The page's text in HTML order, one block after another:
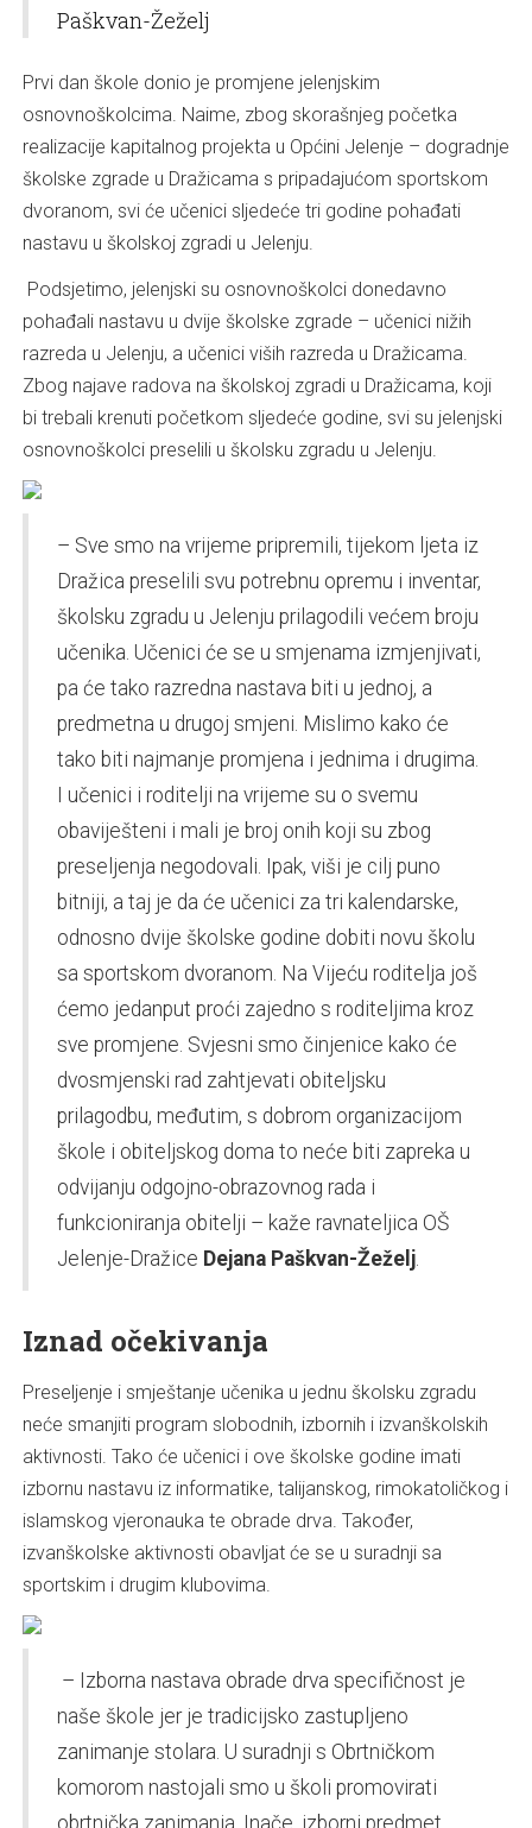
Paškvan-Žeželj
Prvi dan škole donio je promjene jelenjskim
osnovnoškolcima. Naime, zbog skorašnjeg početka
realizacije kapitalnog projekta u Općini Jelenje – dogradnje
školske zgrade u Dražicama s pripadajućom sportskom
dvoranom, svi će učenici sljedeće tri godine pohađati
nastavu u školskoj zgradi u Jelenju.
Podsjetimo, jelenjski su osnovnoškolci donedavno
pohađali nastavu u dvije školske zgrade – učenici nižih
razreda u Jelenju, a učenici viših razreda u Dražicama.
Zbog najave radova na školskoj zgradi u Dražicama, koji
bi trebali krenuti početkom sljedeće godine, svi su jelenjski
osnovnoškolci preselili u školsku zgradu u Jelenju.
– Sve smo na vrijeme pripremili, tijekom ljeta iz
Dražica preselili svu potrebnu opremu i inventar,
školsku zgradu u Jelenju prilagodili većem broju
učenika. Učenici će se u smjenama izmjenjivati,
pa će tako razredna nastava biti u jednoj, a
predmetna u drugoj smjeni. Mislimo kako će
tako biti najmanje promjena i jednima i drugima.
I učenici i roditelji na vrijeme su o svemu
obaviješteni i mali je broj onih koji su zbog
preseljenja negodovali. Ipak, viši je cilj puno
bitniji, a taj je da će učenici za tri kalendarske,
odnosno dvije školske godine dobiti novu školu
sa sportskom dvoranom. Na Vijeću roditelja još
ćemo jedanput proći zajedno s roditeljima kroz
sve promjene. Svjesni smo činjenice kako će
dvosmjenski rad zahtjevati obiteljsku
prilagodbu, međutim, s dobrom organizacijom
škole i obiteljskog doma to neće biti zapreka u
odvijanju odgojno-obrazovnog rada i
funkcioniranja obitelji – kaže ravnateljica OŠ
Jelenje-Dražice Dejana Paškvan-Žeželj.
Iznad očekivanja
Preseljenje i smještanje učenika u jednu školsku zgradu
neće smanjiti program slobodnih, izbornih i izvanškolskih
aktivnosti. Tako će učenici i ove školske godine imati
izbornu nastavu iz informatike, talijanskog, rimokatoličkog i
islamskog vjeronauka te obrade drva. Također,
izvanškolske aktivnosti obavljat će se u suradnji sa
sportskim i drugim klubovima.
– Izborna nastava obrade drva specifičnost je
naše škole jer je tradicijsko zastupljeno
zanimanje stolara. U suradnji s Obrtničkom
komorom nastojali smo u školi promovirati
obrtnička zanimanja. Inače, izborni predmet